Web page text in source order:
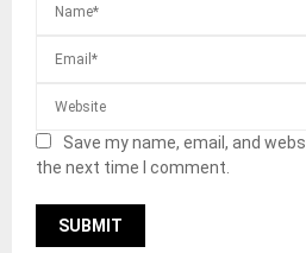
Save my name, email, and
the next time I comment.